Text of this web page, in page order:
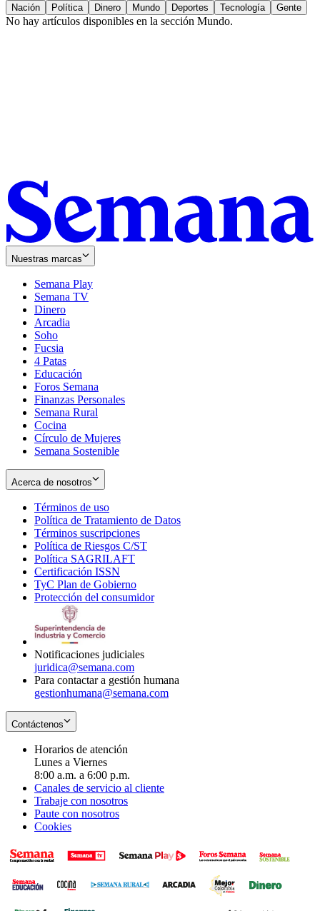
Nación Política Dinero Mundo Deportes Tecnología Gente
No hay artículos disponibles en la sección Mundo.
Nuestras marcas
Semana Play
Semana TV
Dinero
Arcadia
Soho
in
new
window
Fucsia
in
new
window
4 Patas
Educación
Foros Semana
Finanzas Personales
Semana Rural
Cocina
Círculo de Mujeres
Semana Sostenible
Acerca de nosotros
Términos de uso
in
new
window
Política de Tratamiento de Datos
Términos suscripciones
in
Política de Riesgos C/ST
Política SAGRILAFT
new
window
Certificación ISSN
in
new
TyC Plan de Gobierno
in
Protección del consumidorOpens
Notificaciones judiciales
juridica@semana.com
Para contactar a gestión humana
gestionhumana@semana.com
Contáctenos
Horarios de atención
Lunes a Viernes
8:00 a.m. a 6:00 p.m.
Canales de servicio al cliente
Trabaje con nosotros
Paute con nosotros
Cookies